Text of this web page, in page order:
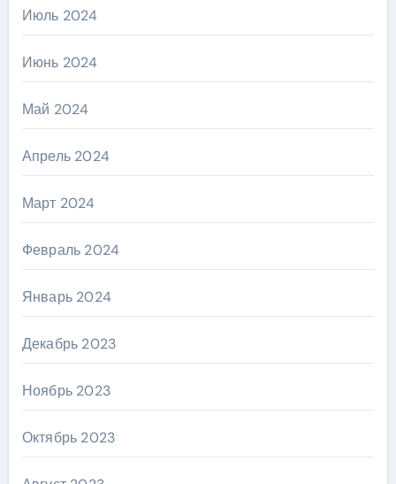
Июль 2024
Июнь 2024
Май 2024
Апрель 2024
Март 2024
Февраль 2024
Январь 2024
Декабрь 2023
Ноябрь 2023
Октябрь 2023